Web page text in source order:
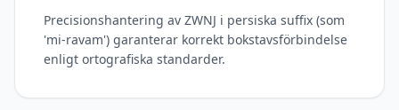
Precisionshantering av ZWNJ i persiska suffix (som
'mi-ravam') garanterar korrekt bokstavsförbindelse
enligt ortografiska standarder.